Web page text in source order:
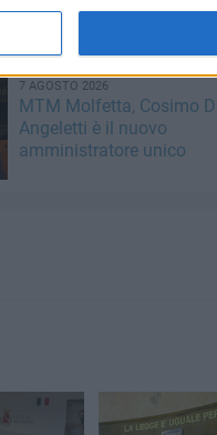
7 AGOSTO 2026
MTM Molfetta, Cosimo
Angeletti è il nuovo
amministratore unico